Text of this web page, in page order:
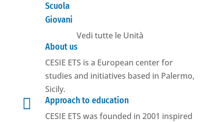
Scuola
Giovani
Vedi tutte le Unità
About us
CESIE ETS is a European center for
studies and initiatives based in Palermo,
Sicily.

Approach to education
CESIE ETS was founded in 2001 inspired